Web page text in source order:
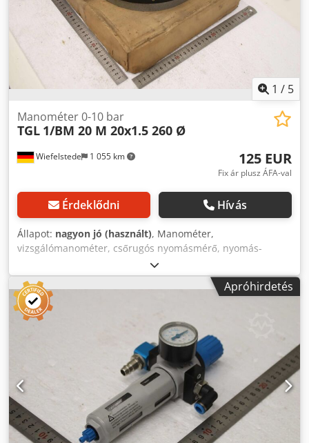
1 / 5
Wiefelstede 1 055 km
Manométer 0-10 bar
TGL 1/BM 20 M 20x1.5 260 Ø
125 EUR
Fix ár plusz ÁFA-val
Érdeklődni Hívás
Állapot: nagyon jó (használt), Manométer,
vizsgálómanométer, csőrugós nyomásmérő, nyomás-
hőmérséklet méréstechnika, csőrugós manométer,
nyomástesztelő, nyomásvizsgáló -Gyártó: TGL, Manométer
0-10 bar, használatlan, eredeti csomagolásban -Típus:
1/BM 20 M 20x1,5 260 Ø Cikkszám: 13301-B44-01 -
Mennyiség: 9 db manométer elérhető Dkjdjyfmr Ajpfx
Amror -Ár: darabonként -Doboz mérete: 310/310/H70 mm -
Apróhirdetés